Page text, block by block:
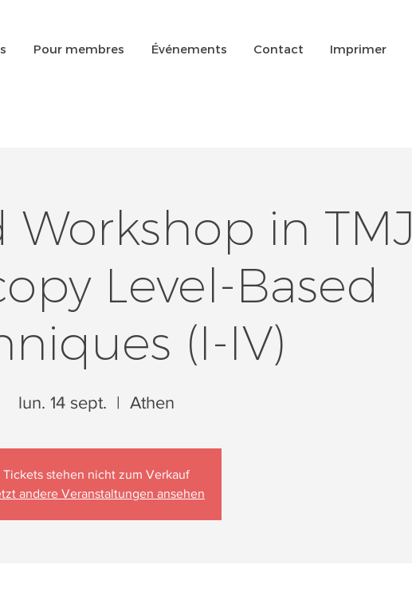
Pour membres Événements Contact Imprimer
Workshop in TMJ
Level-Based
(I-IV)
lun. 14 sept.
  |
Athen
Tickets stehen nicht zum Verkauf
andere Veranstaltungen ansehen